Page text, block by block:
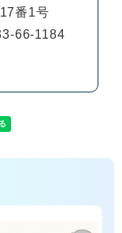
番1号
66-1184